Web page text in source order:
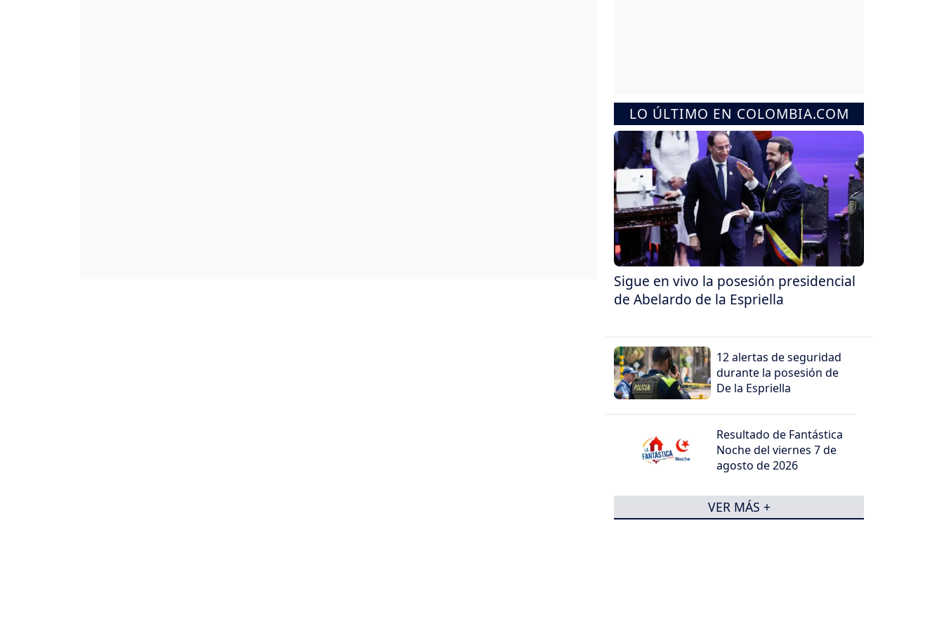
LO ÚLTIMO EN COLOMBIA.COM
Sigue en vivo la posesión presidencial
de Abelardo de la Espriella
12 alertas de seguridad
durante la posesión de
De la Espriella
Resultado de Fantástica
Noche del viernes 7 de
agosto de 2026
VER MÁS +